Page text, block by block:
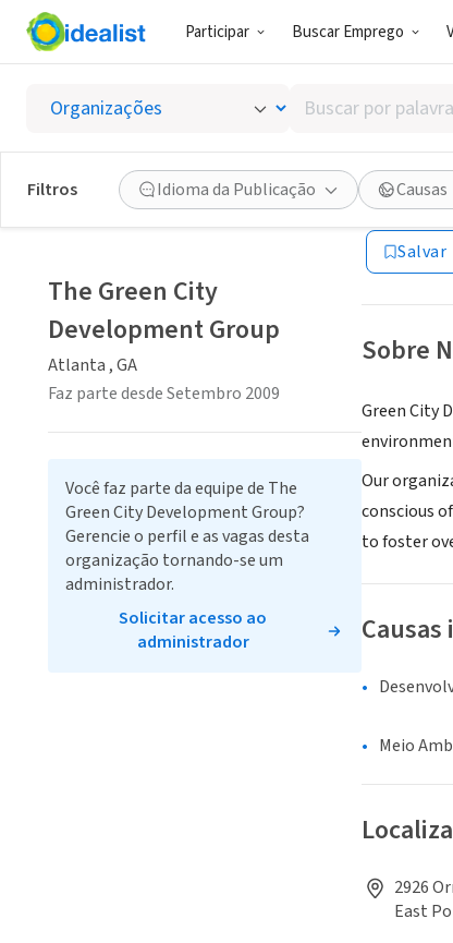
Participar Buscar Emprego
Buscar
por
palavra-
chave,
habilidades
ou
interesses
Filtros Idioma da Publicação Causas
The
Atlanta , GA
Salvar
Sobre
Green City
Our
conscious
to foster
Meio
2926
East
The Green City
Development Group
Atlanta , GA
Faz parte desde Setembro 2009
Você faz parte da equipe de The
Green City Development Group?
Gerencie o perfil e as vagas desta
organização tornando-se um
administrador.
Solicitar acesso ao
administrador